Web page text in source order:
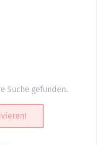
Suche gefunden.